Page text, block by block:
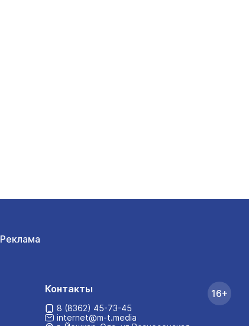
Реклама
Контакты
8 (8362) 45-73-45
internet@m-t.media
16+